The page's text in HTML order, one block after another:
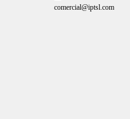
comercial@iptsl.com